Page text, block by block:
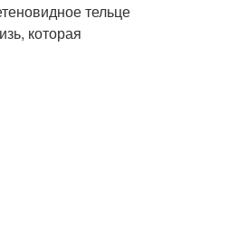
тельце
которая